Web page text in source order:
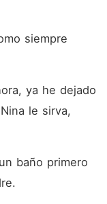
siempre
ya he dejado
le sirva,
baño primero